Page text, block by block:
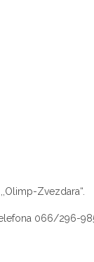
Zvezdara“.
066/296-